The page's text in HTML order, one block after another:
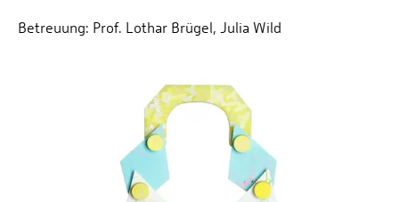
Betreuung: Prof. Lothar Brügel, Julia Wild